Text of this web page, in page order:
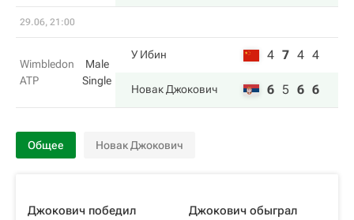
29.06, 21:00
Wimbledon
ATP
Male
Single
У Ибин 4 7 4 4
Новак Джокович 6 5 6 6
Общее Новак Джокович
Джокович победил
Джокович обыграл